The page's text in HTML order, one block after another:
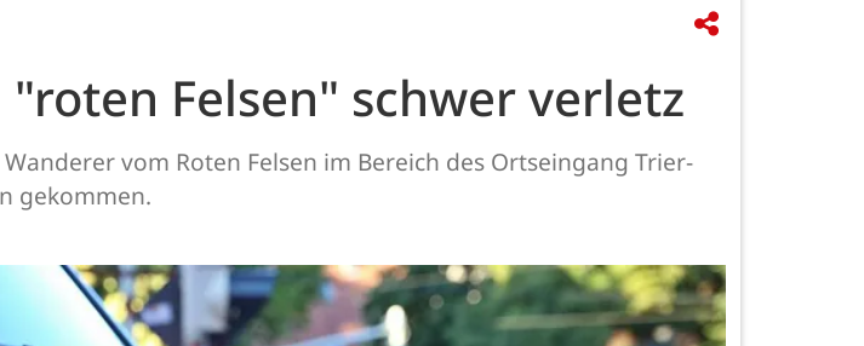
Felsen" schwer verletz
vom Roten Felsen im Bereich des Ortseingang Trier-
gekommen.